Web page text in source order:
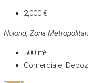
2,000 €
Nojorid, Zona
500 m²
Comerciale,